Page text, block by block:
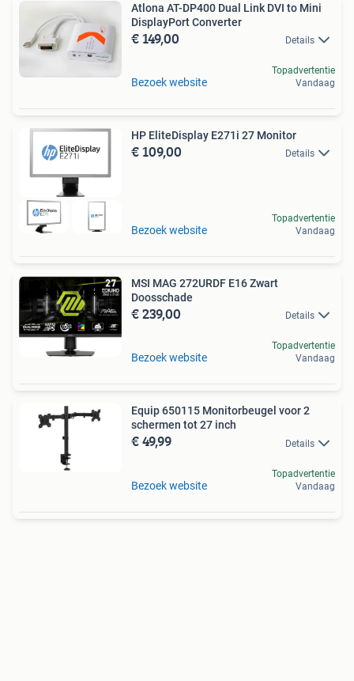
Atlona AT-DP400 Dual Link DVI to Mini
DisplayPort Converter
€ 149,00 Details
Bezoek website
Topadvertentie
Vandaag
HP EliteDisplay E271i 27 Monitor
€ 109,00 Details
Bezoek website
Topadvertentie
Vandaag
MSI MAG 272URDF E16 Zwart
Doosschade
€ 239,00 Details
Bezoek website
Topadvertentie
Vandaag
Equip 650115 Monitorbeugel voor 2
schermen tot 27 inch
€ 49,99 Details
Bezoek website
Topadvertentie
Vandaag